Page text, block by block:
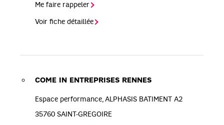
Me faire rappeler
Voir fiche détaillée
COME IN ENTREPRISES RENNES
Espace performance, ALPHASIS BATIMENT A2
35760 SAINT-GREGOIRE